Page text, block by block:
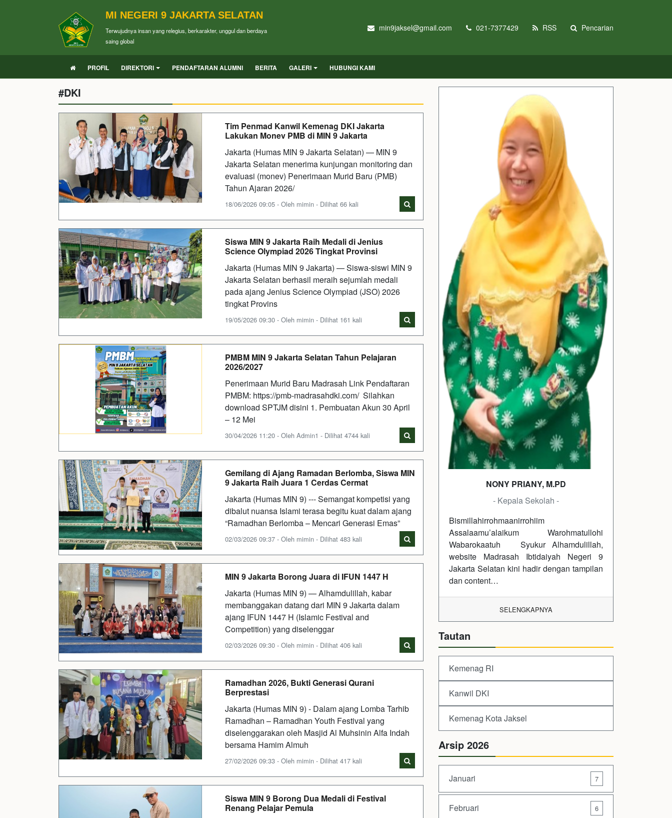
MI NEGERI 9 JAKARTA SELATAN
Terwujudnya insan yang relegius, berkarakter, unggul dan berdaya
saing global
min9jaksel@gmail.com 021-7377429 RSS Pencarian
PROFIL DIREKTORI PENDAFTARAN ALUMNI BERITA GALERI HUBUNGI KAMI
#DKI
Tim Penmad Kanwil Kemenag DKI Jakarta
Lakukan Monev PMB di MIN 9 Jakarta
Jakarta (Humas MIN 9 Jakarta Selatan) — MIN 9
Jakarta Selatan menerima kunjungan monitoring dan
evaluasi (monev) Penerimaan Murid Baru (PMB)
Tahun Ajaran 2026/
18/06/2026 09:05 - Oleh mimin - Dilihat 66 kali
Siswa MIN 9 Jakarta Raih Medali di Jenius
Science Olympiad 2026 Tingkat Provinsi
Jakarta (Humas MIN 9 Jakarta) — Siswa-siswi MIN 9
Jakarta Selatan berhasil meraih sejumlah medali
pada ajang Jenius Science Olympiad (JSO) 2026
tingkat Provins
19/05/2026 09:30 - Oleh mimin - Dilihat 161 kali
PMBM MIN 9 Jakarta Selatan Tahun Pelajaran
2026/2027
Penerimaan Murid Baru Madrasah Link Pendaftaran
PMBM: https://pmb-madrasahdki.com/ Silahkan
download SPTJM disini 1. Pembuatan Akun 30 April
– 12 Mei
30/04/2026 11:20 - Oleh Admin1 - Dilihat 4744 kali
Gemilang di Ajang Ramadan Berlomba, Siswa MIN
9 Jakarta Raih Juara 1 Cerdas Cermat
Jakarta (Humas MIN 9) --- Semangat kompetisi yang
dibalut nuansa Islami terasa begitu kuat dalam ajang
“Ramadhan Berlomba – Mencari Generasi Emas”
02/03/2026 09:37 - Oleh mimin - Dilihat 483 kali
MIN 9 Jakarta Borong Juara di IFUN 1447 H
Jakarta (Humas MIN 9) — Alhamdulillah, kabar
membanggakan datang dari MIN 9 Jakarta dalam
ajang IFUN 1447 H (Islamic Festival and
Competition) yang diselenggar
02/03/2026 09:30 - Oleh mimin - Dilihat 406 kali
Ramadhan 2026, Bukti Generasi Qurani
Berprestasi
Jakarta (Humas MIN 9) - Dalam ajang Lomba Tarhib
Ramadhan – Ramadhan Youth Festival yang
diselenggarakan oleh Masjid Al Muhsinin Alfa Indah
bersama Hamim Almuh
27/02/2026 09:33 - Oleh mimin - Dilihat 417 kali
Siswa MIN 9 Borong Dua Medali di Festival
Renang Pelajar Pemula
NONY PRIANY, M.PD
- Kepala Sekolah -
Bismillahirrohmaanirrohiim
Assalaamu’alaikum Warohmatullohi
Wabarokaatuh Syukur Alhamdulillah,
website Madrasah Ibtidaiyah Negeri 9
Jakarta Selatan kini hadir dengan tampilan
dan content…
SELENGKAPNYA
Tautan
Kemenag RI
Kanwil DKI
Kemenag Kota Jaksel
Arsip 2026
Januari 7
Februari 6